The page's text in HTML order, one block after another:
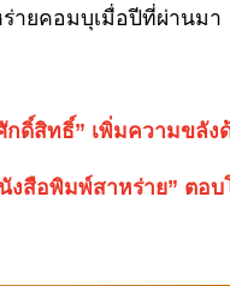
ายคอมบุเมื่อปีที่ผ่านมา
ดิ์สิทธิ์” เพิ่มความขลัง
สือพิมพ์สาหร่าย” ตอ